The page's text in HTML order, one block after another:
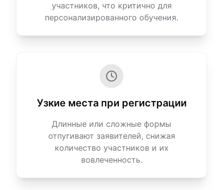
участников, что критично для
персонализированного обучения.
Узкие места при регистрации
Длинные или сложные формы
отпугивают заявителей, снижая
количество участников и их
вовлеченность.